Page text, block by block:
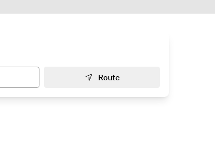
Route